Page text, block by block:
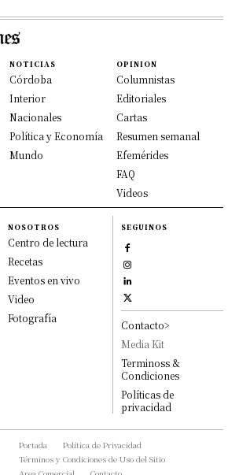
NOTICIAS
Córdoba
Interior
Nacionales
Política y Economía
Mundo
OPINION
Columnistas
Editoriales
Cartas
Resumen semanal
Efemérides
FAQ
Videos
NOSOTROS
Centro de lectura
Recetas
Eventos en vivo
Video
Fotografía
SEGUINOS
Contacto>
Media Kit
Terminoss &
Condiciones
Políticas de
privacidad
Portada
Política de Privacidad
Términos y Condiciones de Uso del Sitio